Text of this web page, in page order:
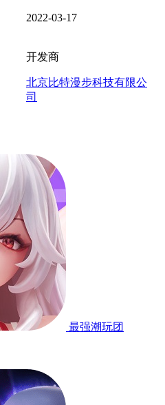
2022-03-17
开发商
北京比特漫步科技有限公
司
最强潮玩团